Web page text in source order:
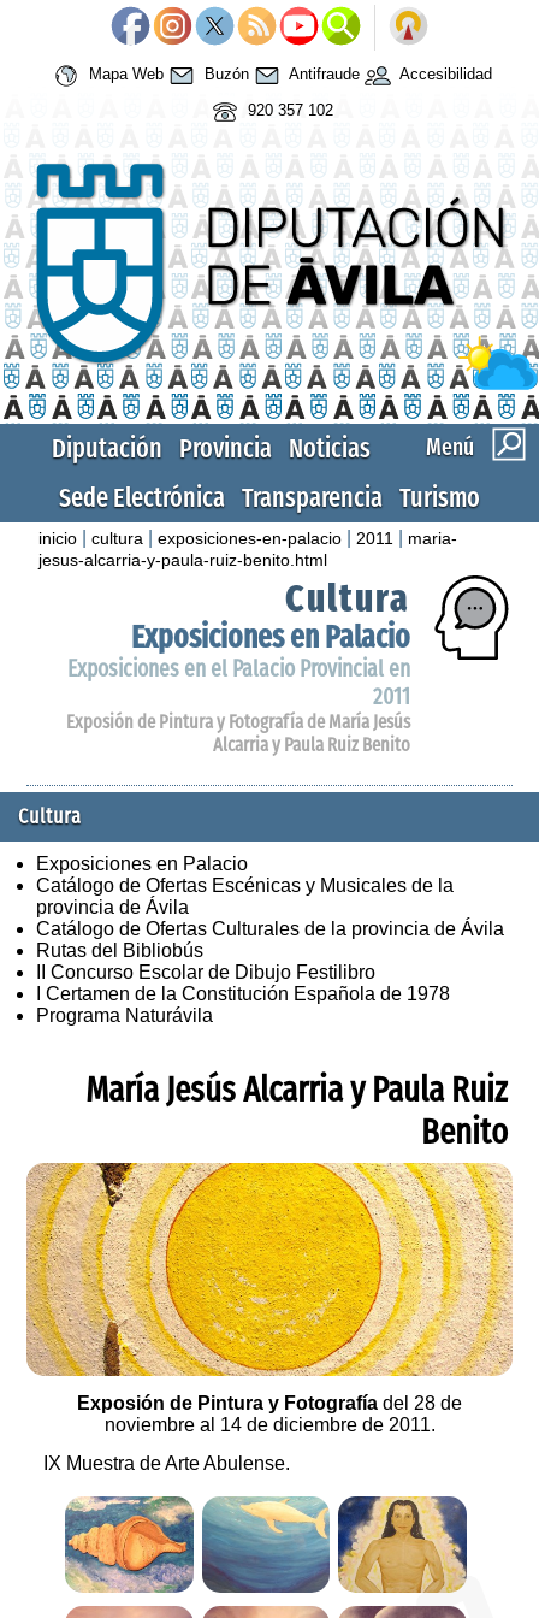
Mapa Web Buzón Antifraude
Accesibilidad
920 357 102
Menú
Diputación Provincia Noticias
Sede Electrónica Transparencia Turismo
inicio |cultura |exposiciones-en-palacio 2011
maria-
jesus-alcarria-y-paula-ruiz-benito.html
Cultura
Exposiciones en Palacio
Exposiciones en el Palacio Provincial en
2011
Exposión de Pintura y Fotografía de María Jesús
Alcarria y Paula Ruiz Benito
Cultura
Exposiciones en Palacio
Catálogo de Ofertas Escénicas y Musicales de la
provincia de Ávila
Catálogo de Ofertas Culturales de la provincia de Ávila
Rutas del Bibliobús
II Concurso Escolar de Dibujo Festilibro
I Certamen de la Constitución Española de 1978
Programa Naturávila
María Jesús Alcarria y Paula Ruiz
Benito
Exposión de Pintura y Fotografía del 28 de
noviembre al 14 de diciembre de 2011.
IX Muestra de Arte Abulense.